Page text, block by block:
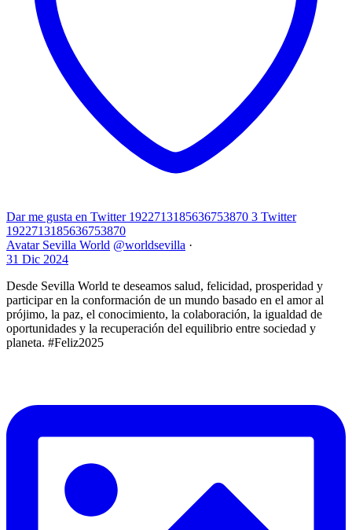
Dar me gusta en Twitter 1922713185636753870 3 Twitter
1922713185636753870
Avatar Sevilla World @worldsevilla ·
31 Dic 2024
Desde Sevilla World te deseamos salud, felicidad, prosperidad y
participar en la conformación de un mundo basado en el amor al
prójimo, la paz, el conocimiento, la colaboración, la igualdad de
oportunidades y la recuperación del equilibrio entre sociedad y
planeta. #Feliz2025